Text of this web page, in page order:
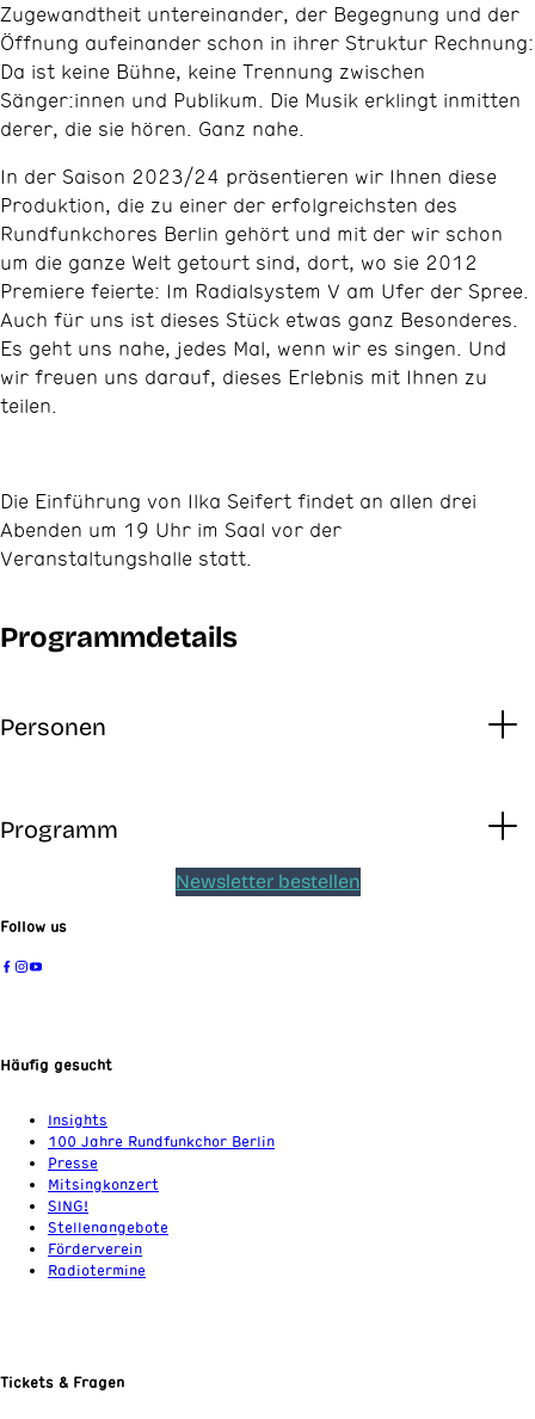
Zugewandtheit untereinander, der Begegnung und der
Öffnung aufeinander schon in ihrer Struktur Rechnung:
Da ist keine Bühne, keine Trennung zwischen
Sänger:innen und Publikum. Die Musik erklingt inmitten
derer, die sie hören. Ganz nahe.
In der Saison 2023/24 präsentieren wir Ihnen diese
Produktion, die zu einer der erfolgreichsten des
Rundfunkchores Berlin gehört und mit der wir schon
um die ganze Welt getourt sind, dort, wo sie 2012
Premiere feierte: Im Radialsystem V am Ufer der Spree.
Auch für uns ist dieses Stück etwas ganz Besonderes.
Es geht uns nahe, jedes Mal, wenn wir es singen. Und
wir freuen uns darauf, dieses Erlebnis mit Ihnen zu
teilen.
Die Einführung von Ilka Seifert findet an allen drei
Abenden um 19 Uhr im Saal vor der
Veranstaltungshalle statt.
Programmdetails
Personen
Programm
Newsletter bestellen
Follow us
Häufig gesucht
Insights
100 Jahre Rundfunkchor Berlin
Presse
Mitsingkonzert
SING!
Stellenangebote
Förderverein
Radiotermine
Tickets & Fragen